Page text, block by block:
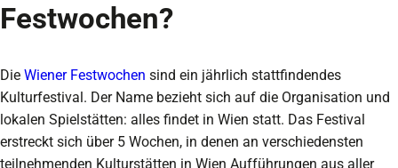
Festwochen?
Die Wiener Festwochen sind ein jährlich stattfindendes
Kulturfestival. Der Name bezieht sich auf die Organisation und
lokalen Spielstätten: alles findet in Wien statt. Das Festival
erstreckt sich über 5 Wochen, in denen an verschiedensten
teilnehmenden Kulturstätten in Wien Aufführungen aus aller